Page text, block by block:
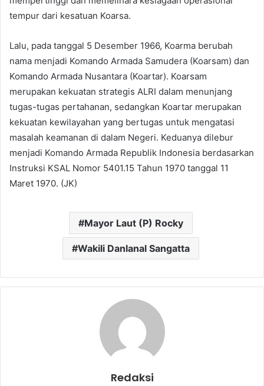
tempur dari kesatuan Koarsa.
Lalu, pada tanggal 5 Desember 1966, Koarma berubah
nama menjadi Komando Armada Samudera (Koarsam) dan
Komando Armada Nusantara (Koartar). Koarsam
merupakan kekuatan strategis ALRI dalam menunjang
tugas-tugas pertahanan, sedangkan Koartar merupakan
kekuatan kewilayahan yang bertugas untuk mengatasi
masalah keamanan di dalam Negeri. Keduanya dilebur
menjadi Komando Armada Republik Indonesia berdasarkan
Instruksi KSAL Nomor 5401.15 Tahun 1970 tanggal 11
Maret 1970. (JK)
Mayor Laut (P) Rocky
Wakili Danlanal Sangatta
Redaksi